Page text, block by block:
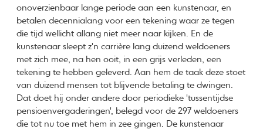
onoverzienbaar lange periode aan een kunstenaar, en
betalen decennialang voor een tekening waar ze tegen
die tijd wellicht allang niet meer naar kijken. En de
kunstenaar sleept z'n carrière lang duizend weldoeners
met zich mee, na hen ooit, in een grijs verleden, een
tekening te hebben geleverd. Aan hem de taak deze stoet
van duizend mensen tot blijvende betaling te dwingen.
Dat doet hij onder andere door periodieke 'tussentijdse
pensioenvergaderingen', belegd voor de 297 weldoeners
die tot nu toe met hem in zee gingen. De kunstenaar